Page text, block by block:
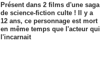
Présent dans 2 films d'une saga
de science-fiction culte ! Il y a
12 ans, ce personnage est mort
en même temps que l'acteur qui
l'incarnait